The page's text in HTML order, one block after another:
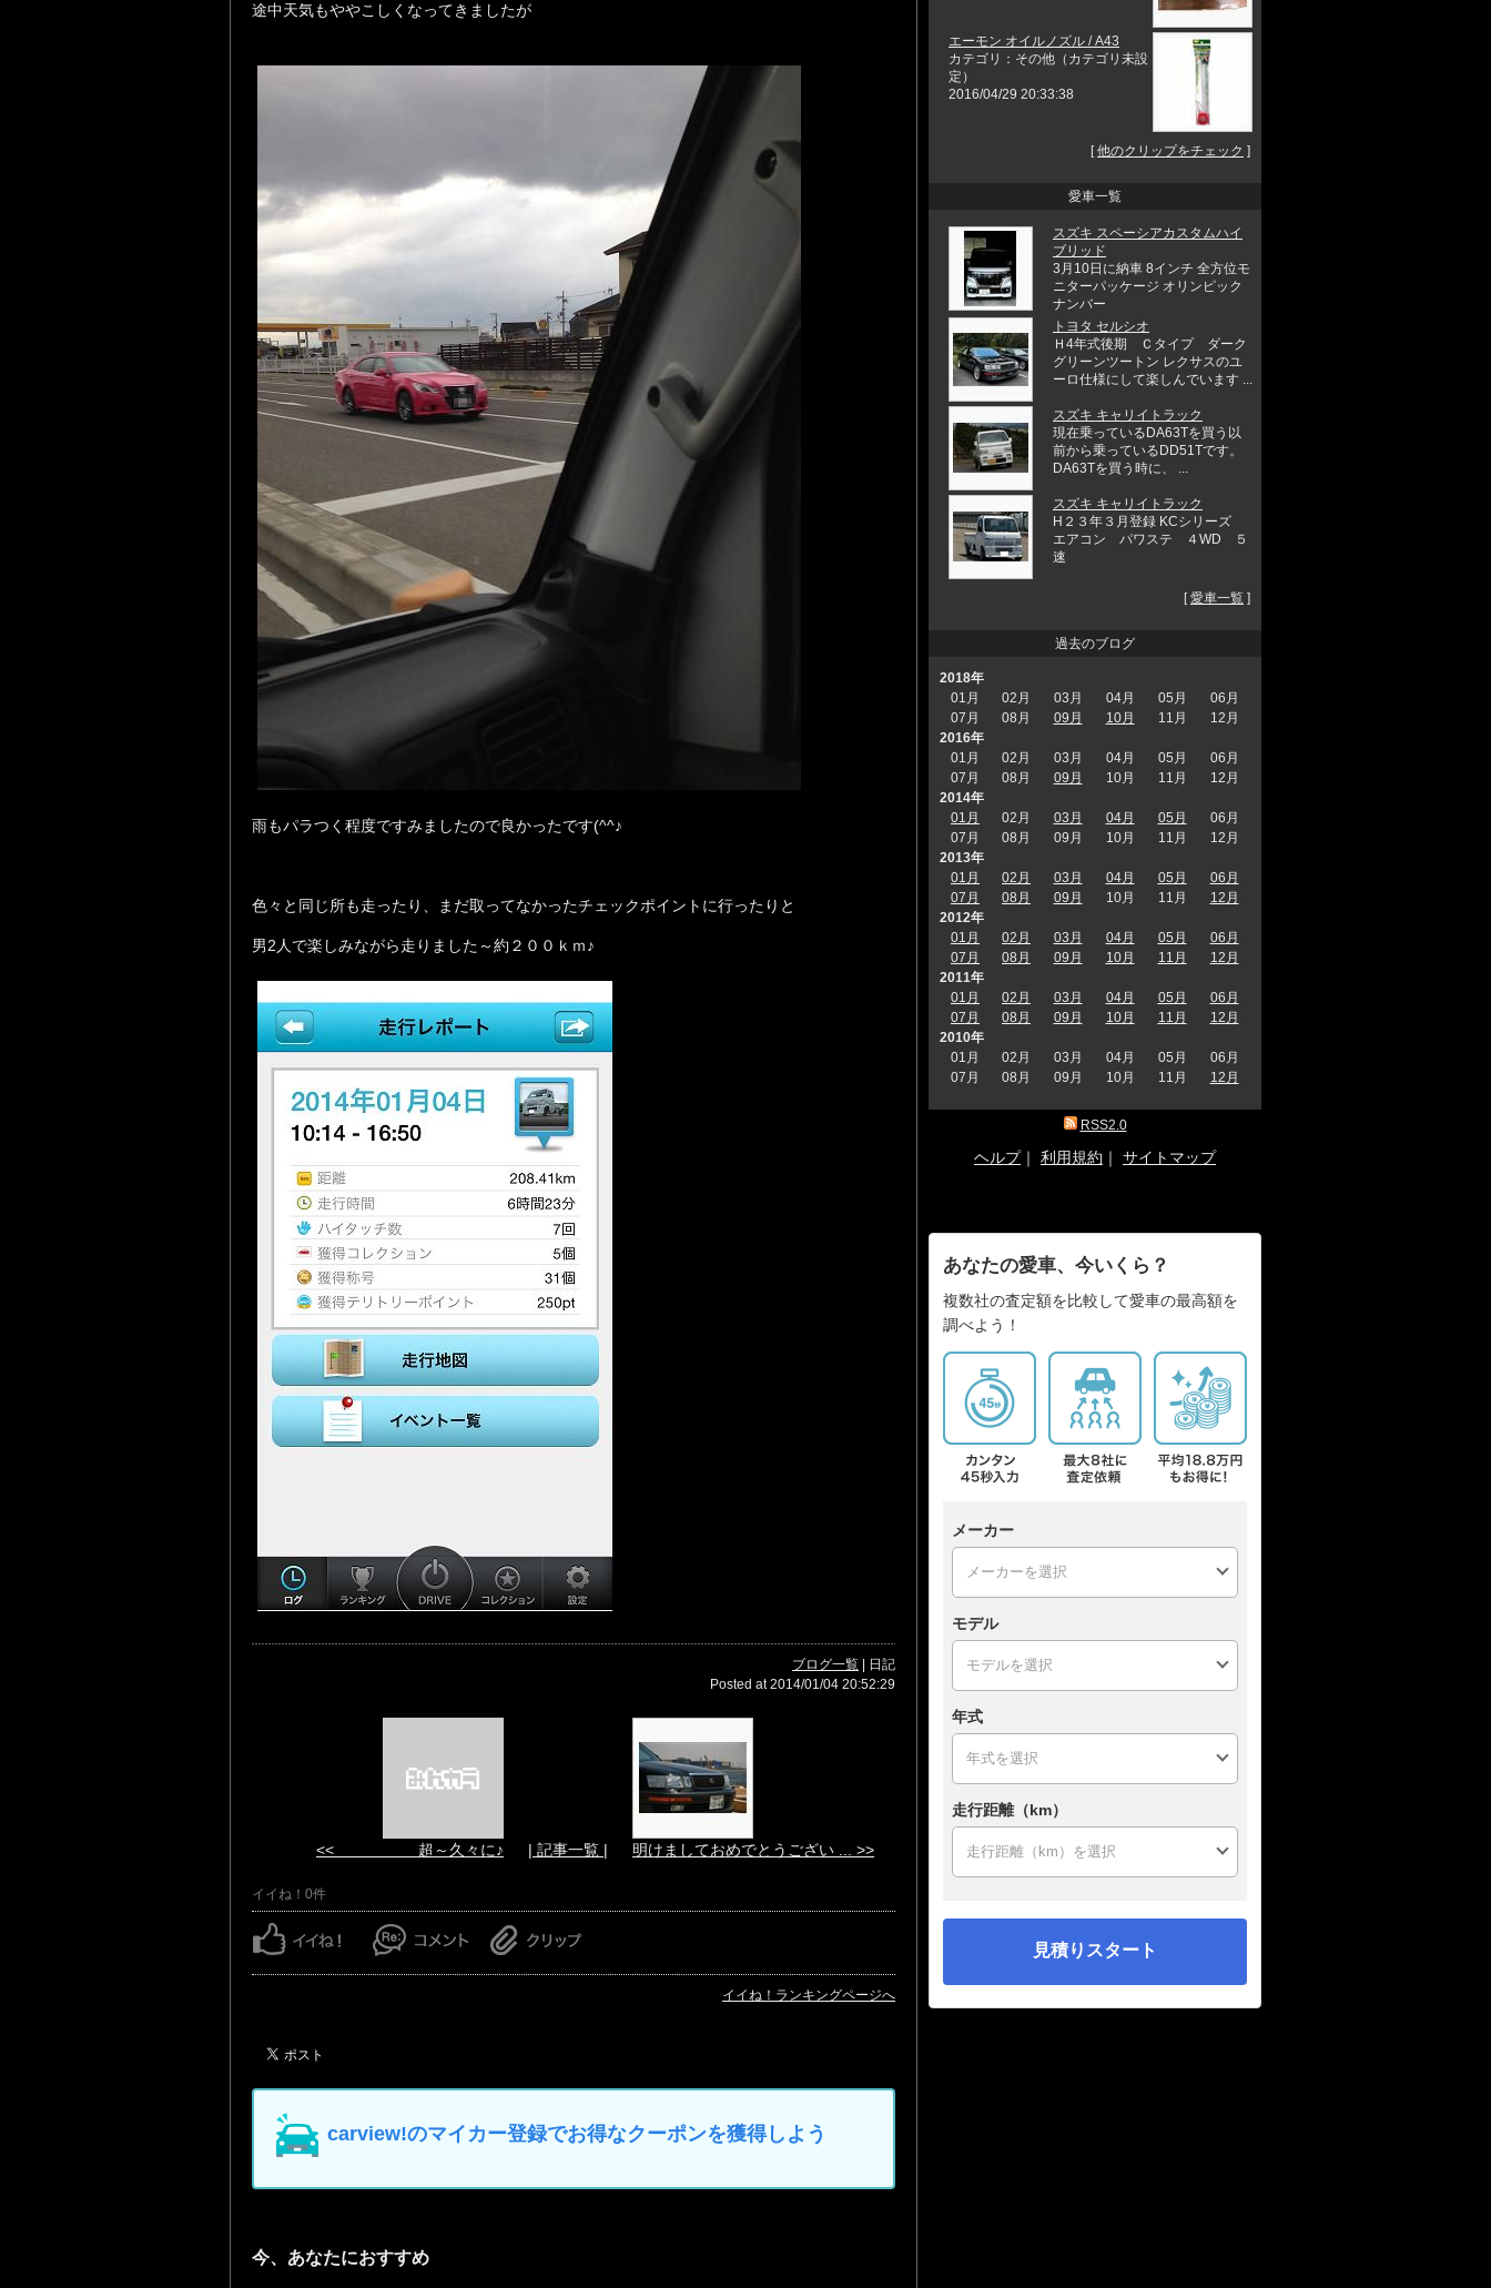
途中天気もややこしくなってきましたが
雨もパラつく程度ですみましたので良かったです(^^♪
色々と同じ所も走ったり、まだ取ってなかったチェックポイントに行ったりと
男2人で楽しみながら走りました～約２００ｋｍ♪
ブログ一覧 | 日記
Posted at 2014/01/04 20:52:29
<< 超～久々に♪ | 記事一覧 | 明けましておめでとうござい ... >>
イイね！0件
イイね！ランキングページへ
carview!のマイカー登録でお得なクーポンを獲得しよう
今、あなたにおすすめ
エーモン オイルノズル / A43
カテゴリ：その他（カテゴリ未設
定）
2016/04/29 20:33:38
[他のクリップをチェック ]
愛車一覧
スズキ スペーシアカスタムハイ
ブリッド
3月10日に納車 8インチ 全方位モ
ニターパッケージ オリンピック
ナンバー
トヨタ セルシオ
Ｈ4年式後期 Ｃタイプ ダーク
グリーンツートン レクサスのユ
ーロ仕様にして楽しんでいます ...
スズキ キャリイトラック
現在乗っているDA63Tを買う以
前から乗っているDD51Tです。
DA63Tを買う時に、 ...
スズキ キャリイトラック
H２３年３月登録 KCシリーズ
エアコン パワステ ４WD ５
速
[愛車一覧 ]
過去のブログ
2018年
01月
02月 03月 04月 05月
06月
07月
08月 09月 10月 11月
12月
2016年
01月
02月 03月 04月 05月
06月
07月
08月 09月 10月 11月
12月
2014年
01月
02月 03月 04月 05月
06月
07月
08月 09月 10月 11月
12月
2013年
01月
02月 03月 04月 05月
06月
07月
08月 09月 10月 11月
12月
2012年
01月
02月 03月 04月 05月
06月
07月
08月 09月 10月 11月
12月
2011年
01月
02月 03月 04月 05月
06月
07月
08月 09月 10月 11月
12月
2010年
01月
02月 03月 04月 05月
06月
07月
08月 09月 10月 11月 12月
RSS2.0
ヘルプ｜ 利用規約 ｜ サイトマップ
あなたの愛車、今いくら？
複数社の査定額を比較して愛車の最高額を
調べよう！
メーカー
モデル
年式
走行距離（km）
見積りスタート